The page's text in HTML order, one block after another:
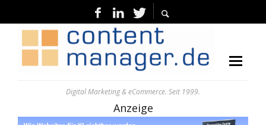
Digital Marketing & eCommerce. Seit 1999.
Anzeige